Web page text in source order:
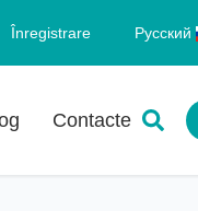
Înregistrare Русский
Contacte